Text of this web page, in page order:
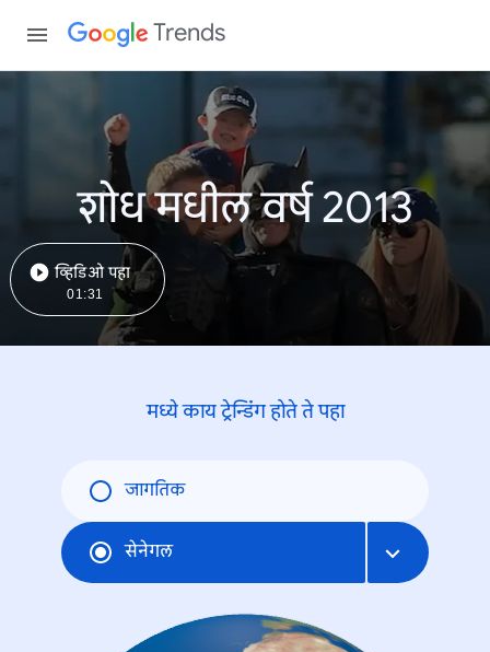
Trends
शोध मधील वर्ष 2013
व्हिडिओ पहा
01:31
मध्ये काय ट्रेन्डिंंग होते ते पहा
जागतिक
सेनेगल